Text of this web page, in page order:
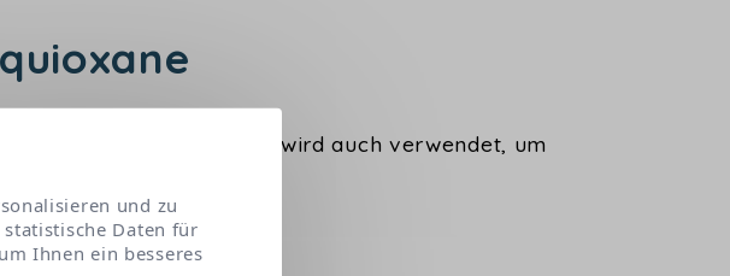
Produkts reduziert. Es wird auch verwendet, um
und zu
Daten für
Ihnen ein besseres